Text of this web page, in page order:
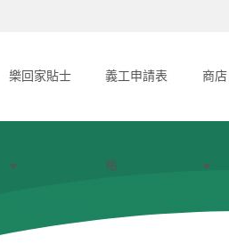
樂回家貼士 義工申請表
格
商店